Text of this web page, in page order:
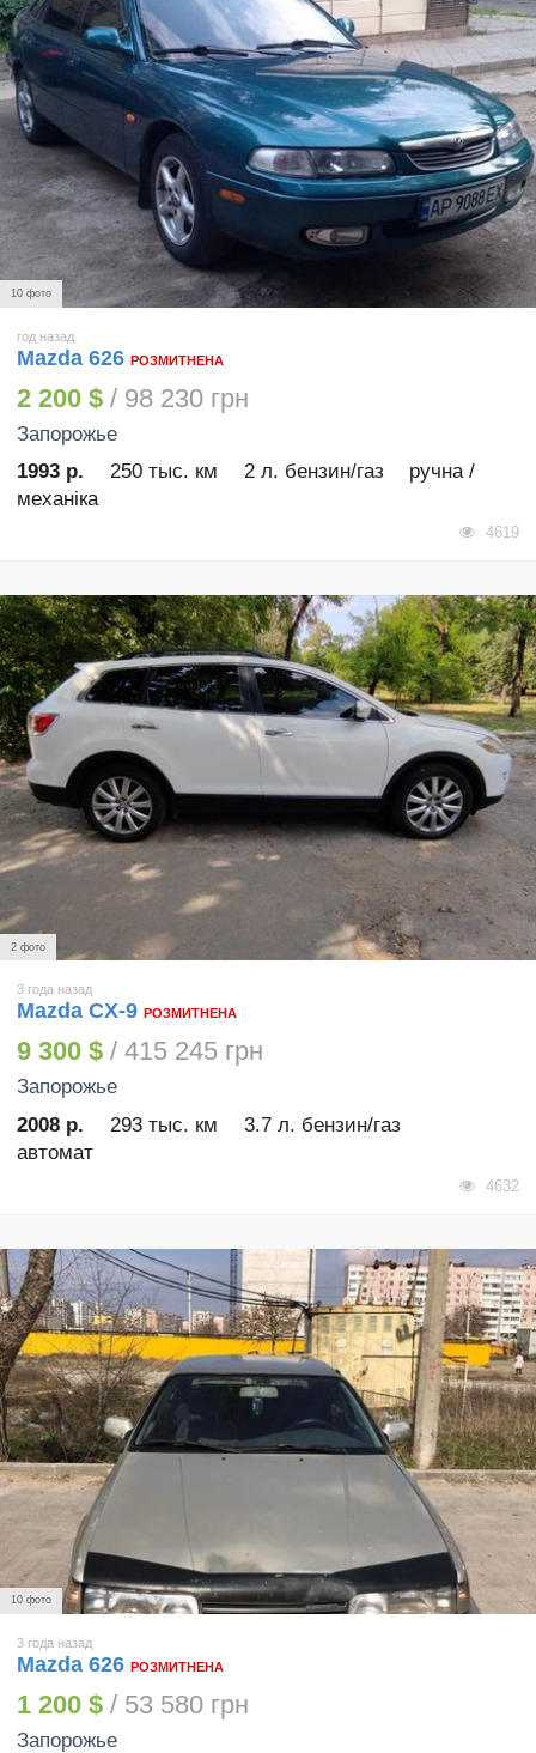
10 фото
год назад
Mazda 626 РОЗМИТНЕНА
2 200 $ / 98 230 грн
Запорожье
1993 р.
250 тыс. км 2 л. бензин/газ
ручна /
механіка
4619
2 фото
3 года назад
Mazda CX-9 РОЗМИТНЕНА
9 300 $ / 415 245 грн
Запорожье
2008 р.
293 тыс. км
3.7 л. бензин/газ
автомат
4632
10 фото
3 года назад
Mazda 626 РОЗМИТНЕНА
1 200 $ / 53 580 грн
Запорожье